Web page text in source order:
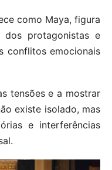
como Maya, figura
protagonistas e
conflitos emocionais
tensões e a mostrar
existe isolado, mas
e interferências